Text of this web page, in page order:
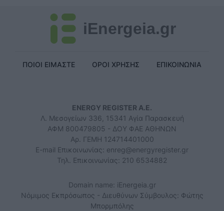
iEnergeia.gr
ΠΟΙΟΙ ΕΙΜΑΣΤΕ ΟΡΟΙ ΧΡΗΣΗΣ ΕΠΙΚΟΙΝΩΝΙΑ
ENERGY REGISTER Α.Ε.
Λ. Μεσογείων 336, 15341 Αγία Παρασκευή
ΑΦΜ 800479805 - ΔΟΥ ΦΑΕ ΑΘΗΝΩΝ
Αρ. ΓΕΜΗ 124714401000
E-mail Επικοινωνίας: enreg@energyregister.gr
Τηλ. Επικοινωνίας: 210 6534882
Domain name: iEnergeia.gr
Νόμιμος Εκπρόσωπος - Διευθύνων Σύμβουλος: Φώτης
Μπορμπόλης